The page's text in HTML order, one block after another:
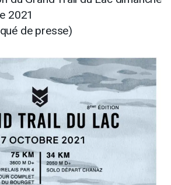
2021
de presse)